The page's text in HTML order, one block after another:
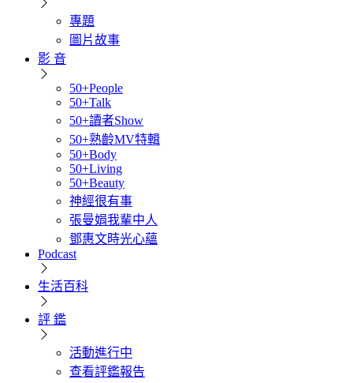
專題
圖片故事
影 音
50+People
50+Talk
50+讀者Show
50+熟齡MV特輯
50+Body
50+Living
50+Beauty
神經很有事
張曼娟我輩中人
鄧惠文時光心蘊
Podcast
生活百科
評 鑑
活動進行中
查看評鑑報告